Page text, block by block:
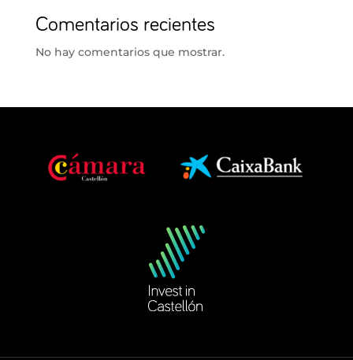
Comentarios recientes
No hay comentarios que mostrar.